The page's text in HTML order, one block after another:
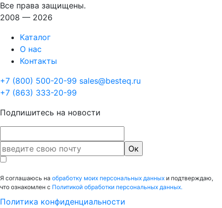
Все права защищены.
2008 — 2026
Каталог
О нас
Контакты
+7 (800) 500-20-99 sales@besteq.ru
+7 (863) 333-20-99
Подпишитесь на новости
Я соглашаюсь на обработку моих персональных данных и подтверждаю,
что ознакомлен с Политикой обработки персональных данных.
Политика конфиденциальности